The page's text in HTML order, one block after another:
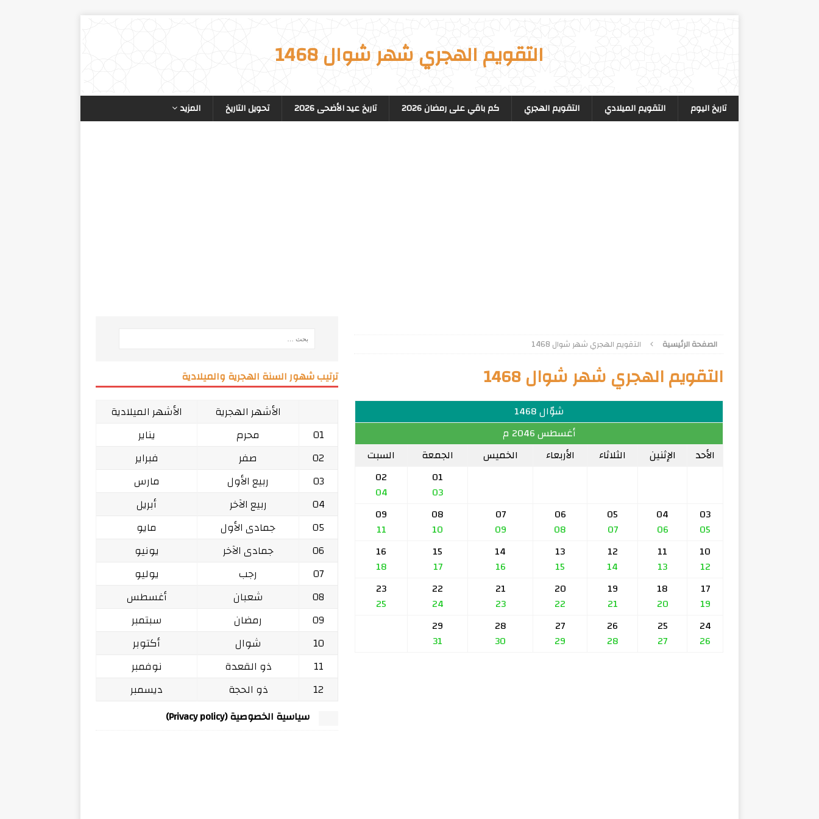
التقويم الهجري شهر شوال 1468
تاريخ اليوم التقويم الميلادي التقويم الهجري كم باقي على رمضان 2026 تاريخ عيد الأضحى 2026 تحويل التاريخ المزيد
الصفحة الرئيسية التقويم الهجري شهر شوال 1468
التقويم الهجري شهر شوال 1468
شوّال 1468
أغسطس 2046 م
الأحد
الإثنين الثلاثاء الأربعاء الخميس الجمعة
السبت
01
03
02
04
03
05
04
06
05
07
06
08
07
09
08
10
09
11
10
12
11
13
12
14
13
15
14
16
15
17
16
18
17
19
18
20
19
21
20
22
21
23
22
24
23
25
24
26
25
27
26
28
27
29
28
30
29
31
ترتيب شهور السنة الهجرية والميلادية
الأشهر الهجرية
الأشهر الميلادية
01
محرم
يناير
02
صفر
فبراير
03
ربيع الأول
مارس
04
ربيع الآخر
أبريل
05
جمادى الأول
مايو
06
جمادى الآخر
يونيو
07
رجب
يوليو
08
شعبان
أغسطس
09
رمضان
سبتمبر
10
شوال
أكتوبر
11
ذو القعدة
نوفمبر
12
ذو الحجة ديسمبر
سياسية الخصوصية (Privacy policy)